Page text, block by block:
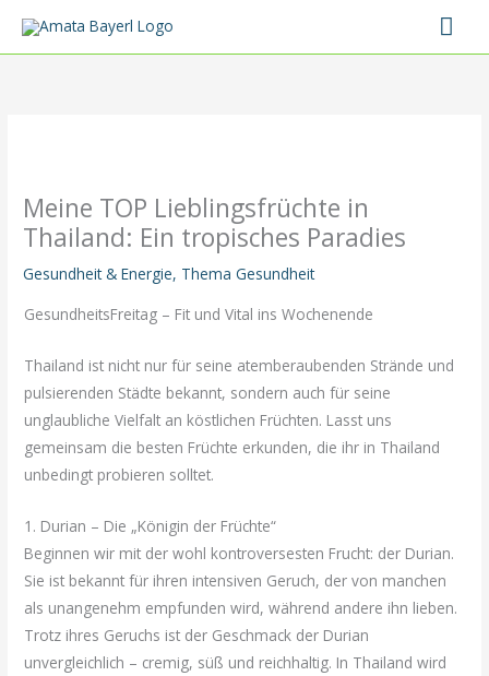
Inhalt
Meine TOP Lieblingsfrüchte in
Thailand: Ein tropisches Paradies
Gesundheit & Energie, Thema Gesundheit
GesundheitsFreitag – Fit und Vital ins Wochenende
Thailand ist nicht nur für seine atemberaubenden Strände und
pulsierenden Städte bekannt, sondern auch für seine
unglaubliche Vielfalt an köstlichen Früchten. Lasst uns
gemeinsam die besten Früchte erkunden, die ihr in Thailand
unbedingt probieren solltet.
1. Durian – Die „Königin der Früchte“
Beginnen wir mit der wohl kontroversesten Frucht: der Durian.
Sie ist bekannt für ihren intensiven Geruch, der von manchen
als unangenehm empfunden wird, während andere ihn lieben.
Trotz ihres Geruchs ist der Geschmack der Durian
unvergleichlich – cremig, süß und reichhaltig. In Thailand wird